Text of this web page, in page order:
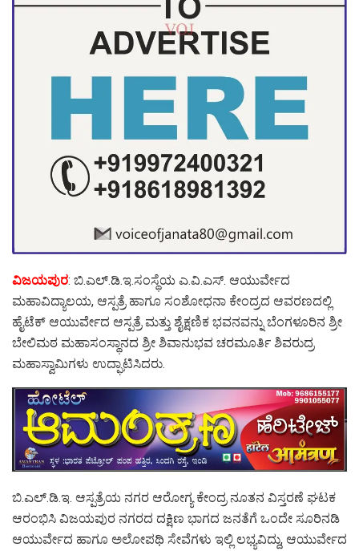
ವಿಜಯಪುರ: ಬಿ.ಎಲ್.ಡಿ.ಇ.ಸಂಸ್ಥೆಯ ಎ.ವಿ.ಎಸ್. ಆಯುರ್ವೇದ
ಮಹಾವಿದ್ಯಾಲಯ, ಆಸ್ಪತ್ರೆ ಹಾಗೂ ಸಂಶೋಧನಾ ಕೇಂದ್ರದ ಆವರಣದಲ್ಲಿ‌
ಹೈಟೆಕ್ ಆಯುರ್ವೇದ ಆಸ್ಪತ್ರೆ ಮತ್ತು ಶೈಕ್ಷಣಿಕ ಭವನವನ್ನು ಬೆಂಗಳೂರಿನ‌ ಶ್ರೀ
ಬೇಲಿಮಠ ಮಹಾಸಂಸ್ಥಾನದ ಶ್ರೀ ಶಿವಾನುಭವ ಚರಮೂರ್ತಿ ಶಿವರುದ್ರ
ಮಹಾಸ್ವಾಮಿಗಳು ಉದ್ಘಾಟಿಸಿದರು.
ಬಿ.ಎಲ್.ಡಿ.ಇ. ಆಸ್ಪತ್ರೆಯ ನಗರ ಆರೋಗ್ಯ ಕೇಂದ್ರ ನೂತನ ವಿಸ್ತರಣೆ ಘಟಕ
ಆರಂಭಿಸಿ ವಿಜಯಪುರ ನಗರದ ದಕ್ಷಿಣ ಭಾಗದ ಜನತೆಗೆ ಒಂದೇ ಸೂರಿನಡಿ
ಆಯುರ್ವೇದ ಹಾಗೂ ಅಲೋಪಥಿ ಸೇವೆಗಳು ಇಲ್ಲಿ ಲಭ್ಯವಿದ್ದು, ಆಯುರ್ವೇದ